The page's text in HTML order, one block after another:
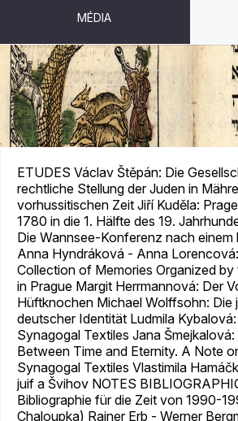
MÉDIA
JUDAICA BOHEMIAE
ETUDES Václav Štěpán: Die
rechtliche Stellung der Juden in
vorhussitischen Zeit Jiří Kuděla:
1780 in die 1. Hälfte des 19.
Die Wannsee-Konferenz nach einem
Anna Hyndráková - Anna
Collection of Memories Organized
in Prague Margit Herrmannová: Der
Hüftknochen Michael Wolffsohn: Die
deutscher Identität Ludmila
Synagogal Textiles Jana
Between Time and Eternity. A Note
Synagogal Textiles Vlastimila
juif a Švihov NOTES
Bibliographie für die Zeit von 1990-
Chaloupka) Rainer Erb - Werner